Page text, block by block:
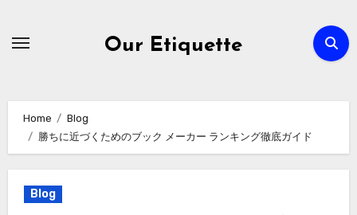
Our Etiquette
Home
Blog
勝ちに近づくためのブック メーカー ランキング徹底ガイド
Blog